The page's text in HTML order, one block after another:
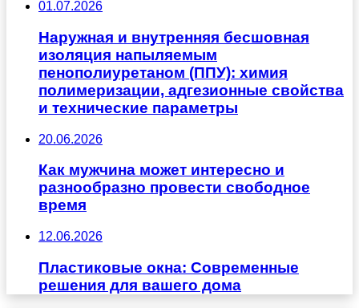
01.07.2026
Наружная и внутренняя бесшовная
изоляция напыляемым
пенополиуретаном (ППУ): химия
полимеризации, адгезионные свойства
и технические параметры
20.06.2026
Как мужчина может интересно и
разнообразно провести свободное
время
12.06.2026
Пластиковые окна: Современные
решения для вашего дома